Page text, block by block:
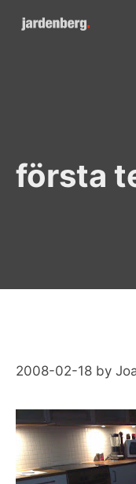
första
2008-02-18 by